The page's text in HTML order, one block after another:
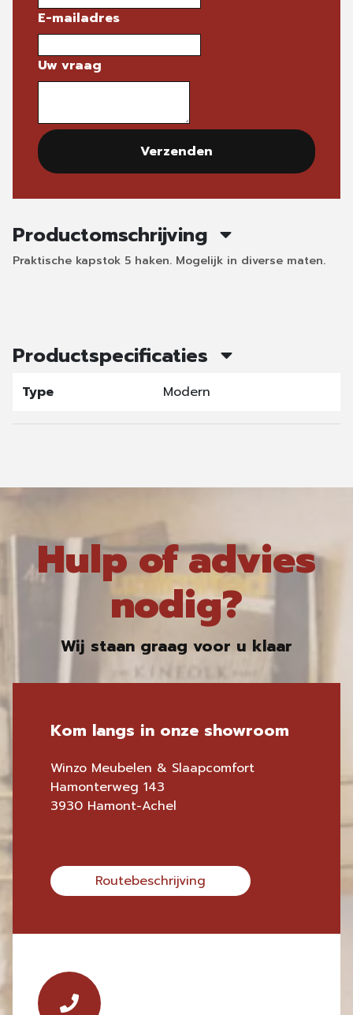
E-mailadres
Uw vraag
Verzenden
Productomschrijving
Praktische kapstok 5 haken. Mogelijk in diverse maten.
Productspecificaties
Type Modern
Hulp of advies
nodig?
Wij staan graag voor u klaar
Kom langs in onze showroom
Winzo Meubelen & Slaapcomfort
Hamonterweg 143
3930 Hamont-Achel
Routebeschrijving